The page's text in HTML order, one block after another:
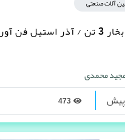
آلات صنعتی
فن آوران
محمدی